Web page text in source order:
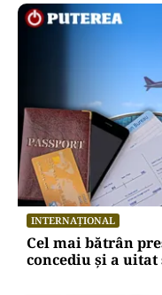
INTERNAȚIONAL
Cel mai bătrân
concediu și a uitat